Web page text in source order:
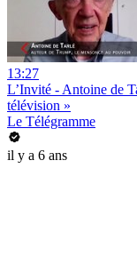
13:27
L’Invité - Antoine de
télévision »
Le Télégramme
il y a 6 ans